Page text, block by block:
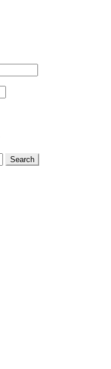
Search